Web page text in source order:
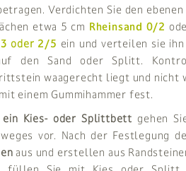
Verdichten Sie den
etwa 5 cm Rheinsand 0/2
oder 2/5 ein und verteilen sie
den Sand oder Splitt.
waagerecht liegt und nicht
einem Gummihammer fest.
Kies- oder Splittbett gehen
vor. Nach der Festlegung
aus und erstellen aus